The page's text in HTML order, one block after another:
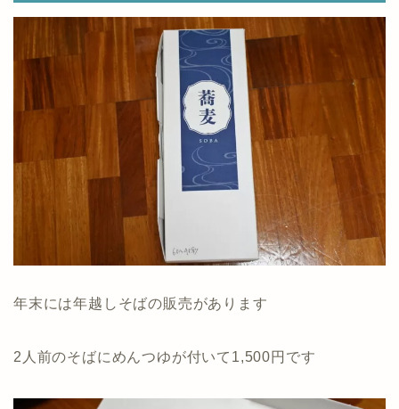
年末には年越しそばの販売があります
2人前のそばにめんつゆが付いて1,500円です